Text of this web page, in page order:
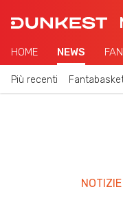
HOME NEWS
Più recenti
NOTIZIE